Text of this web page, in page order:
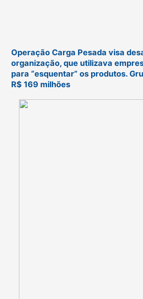
Operação Carga Pesada visa
organização, que utilizava
para “esquentar” os produtos.
R$ 169 milhões